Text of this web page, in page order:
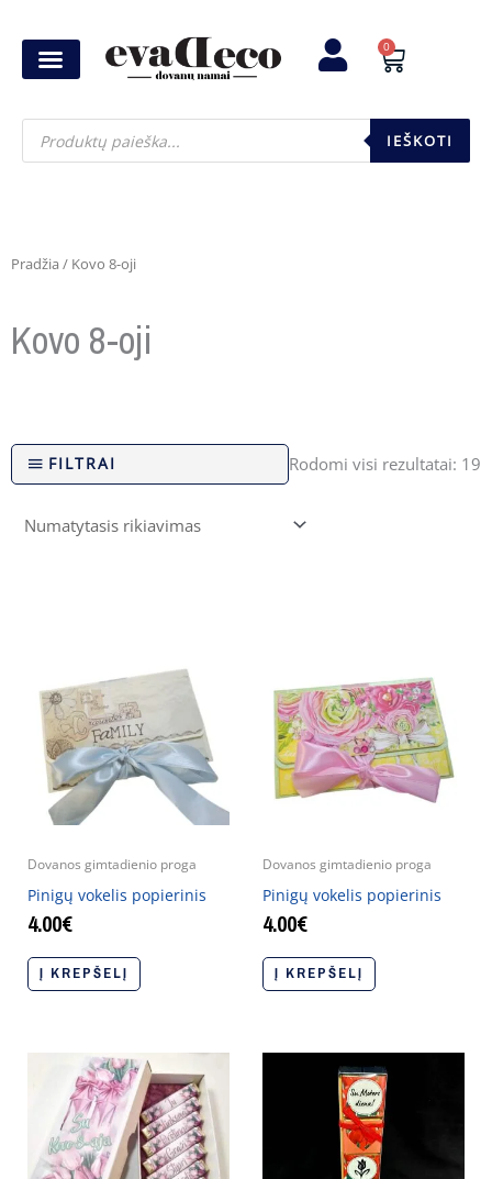
prie
turinio
0
Cart
Products
search IEŠKOTI
Pradžia / Kovo 8-oji
Kovo 8-oji
FILTRAI Rodomi visi rezultatai: 19
Dovanos gimtadienio proga
Pinigų vokelis popierinis
4.00€
Į KREPŠELĮ
Dovanos gimtadienio proga
Pinigų vokelis popierinis
4.00€
Į KREPŠELĮ